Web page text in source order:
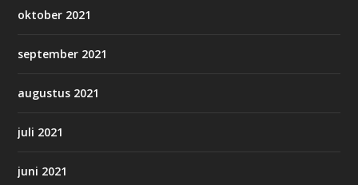
oktober 2021
september 2021
augustus 2021
juli 2021
juni 2021